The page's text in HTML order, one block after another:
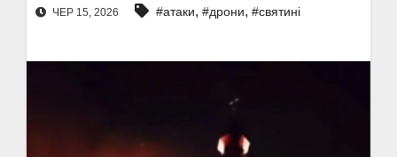
ЧЕР 15, 2026 #атаки, #дрони, #святині